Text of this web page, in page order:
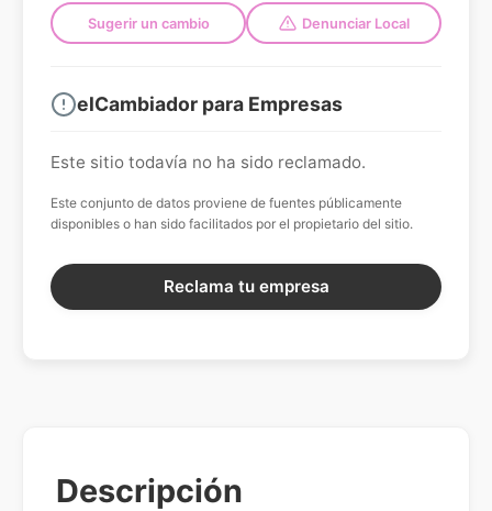
Sugerir un cambio Denunciar Local
elCambiador para Empresas
Este sitio todavía no ha sido reclamado.
Este conjunto de datos proviene de fuentes públicamente
disponibles o han sido facilitados por el propietario del sitio.
Reclama tu empresa
Descripción